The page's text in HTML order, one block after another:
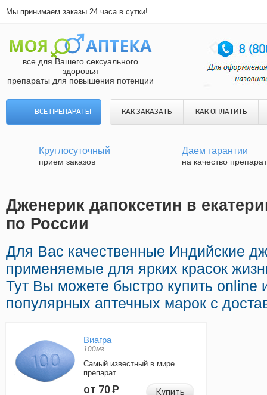
Мы принимаем заказы 24 часа в сутки!
все для Вашего сексуального
здоровья
препараты для повышения потенции
ВСЕ ПРЕПАРАТЫ КАК ЗАКАЗАТЬ КАК ОПЛАТИТЬ
Круглосуточный
прием заказов
Даем гарантии
на качество
Дженерик дапоксетин в
по России
Для Вас качественные Индийские
применяемые для ярких красок
Тут Вы можете быстро купить online
популярных аптечных марок с
Виагра
100мг
Самый известный в мире
препарат
от 70Р Купить